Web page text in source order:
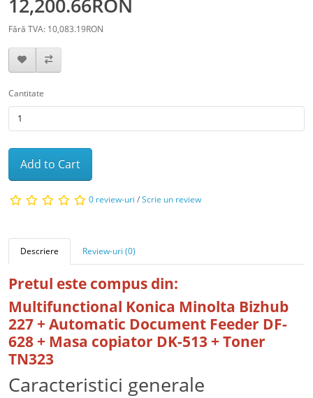
Fără TVA: 10,083.19RON
Cantitate
Add to Cart
0 review-uri /Scrie un review
Descriere Review-uri (0)
Pretul este compus din:
Multifunctional Konica Minolta Bizhub
227 + Automatic Document Feeder DF-
628 + Masa copiator DK-513 + Toner
TN323
Caracteristici generale